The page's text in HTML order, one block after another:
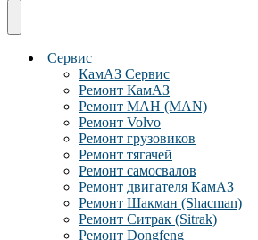
Сервис
КамАЗ Сервис
Ремонт КамАЗ
Ремонт МАН (MAN)
Ремонт Volvo
Ремонт грузовиков
Ремонт тягачей
Ремонт самосвалов
Ремонт двигателя КамАЗ
Ремонт Шакман (Shacman)
Ремонт Ситрак (Sitrak)
Ремонт Dongfeng